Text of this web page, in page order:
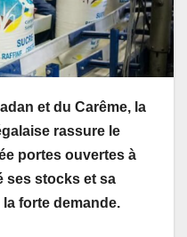
et du Carême, la
rassure le
portes ouvertes à
ses stocks et sa
forte demande.